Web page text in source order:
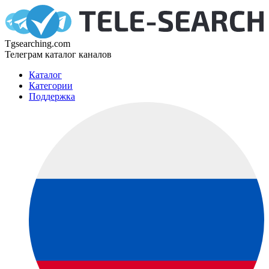
Tgsearching.com
Телеграм каталог каналов
Каталог
Категории
Поддержка